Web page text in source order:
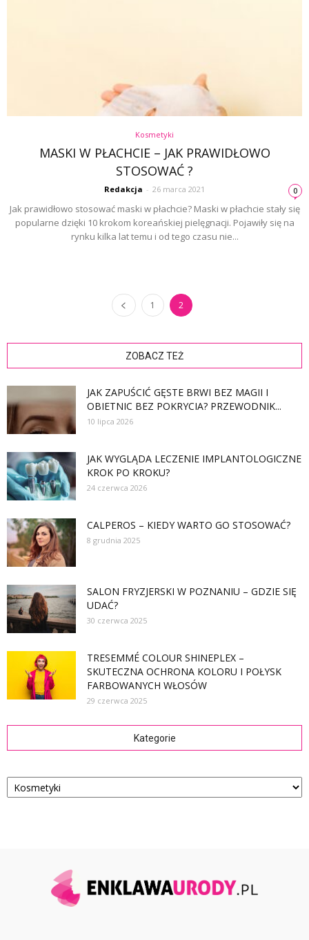
Kosmetyki
MASKI W PŁACHCIE – JAK PRAWIDŁOWO
STOSOWAĆ ?
Redakcja - 26 marca 2021 0
Jak prawidłowo stosować maski w płachcie? Maski w płachcie stały się
popularne dzięki 10 krokom koreańskiej pielęgnacji. Pojawiły się na
rynku kilka lat temu i od tego czasu nie...
1 2
ZOBACZ TEŻ
JAK ZAPUŚCIĆ GĘSTE BRWI BEZ MAGII I
OBIETNIC BEZ POKRYCIA? PRZEWODNIK...
10 lipca 2026
JAK WYGLĄDA LECZENIE IMPLANTOLOGICZNE
KROK PO KROKU?
24 czerwca 2026
CALPEROS – KIEDY WARTO GO STOSOWAĆ?
8 grudnia 2025
SALON FRYZJERSKI W POZNANIU – GDZIE SIĘ
UDAĆ?
30 czerwca 2025
TRESEMMÉ COLOUR SHINEPLEX –
SKUTECZNA OCHRONA KOLORU I POŁYSK
FARBOWANYCH WŁOSÓW
29 czerwca 2025
Kategorie
Kategorie